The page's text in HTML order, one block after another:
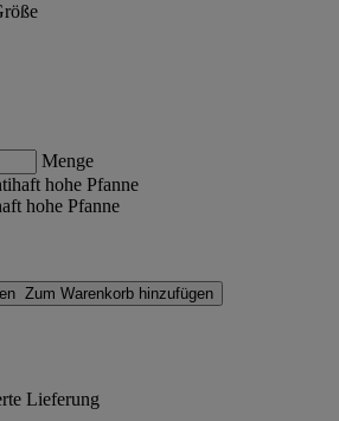
Menge
hohe Pfanne
Zum Warenkorb hinzufügen
Lieferung